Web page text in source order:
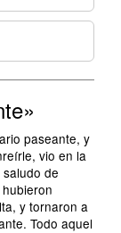
paseante, y
vio en la
de
y tornaron a
Todo aquel